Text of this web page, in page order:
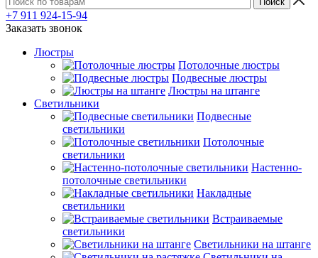
+7 911 924-15-94
Заказать звонок
Люстры
Потолочные люстры
Подвесные люстры
Люстры на штанге
Светильники
Подвесные
светильники
Потолочные
светильники
Настенно-
потолочные светильники
Накладные
светильники
Встраиваемые
светильники
Светильники на штанге